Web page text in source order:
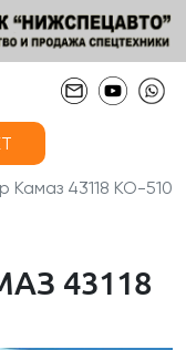
43118 КО-510...
43118